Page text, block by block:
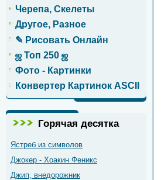
Черепа, Скелеты
Другое, Разное
✎ Рисовать Онлайн
ஜ Топ 250 ஜ
Фото - Картинки
Конвертер Картинок ASCII
Горячая десятка
Ястреб из символов
Джокер - Хоакин Феникс
Джип, внедорожник